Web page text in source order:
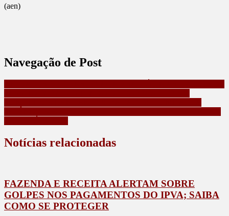
(aen)
Navegação de Post
Notícias relacionadas
FAZENDA E RECEITA ALERTAM SOBRE
GOLPES NOS PAGAMENTOS DO IPVA; SAIBA
COMO SE PROTEGER